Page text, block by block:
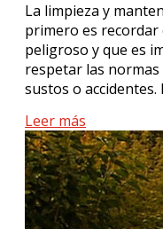
La limpieza y
primero es recordar
peligroso y que es
respetar las
sustos o accidentes.
Leer más